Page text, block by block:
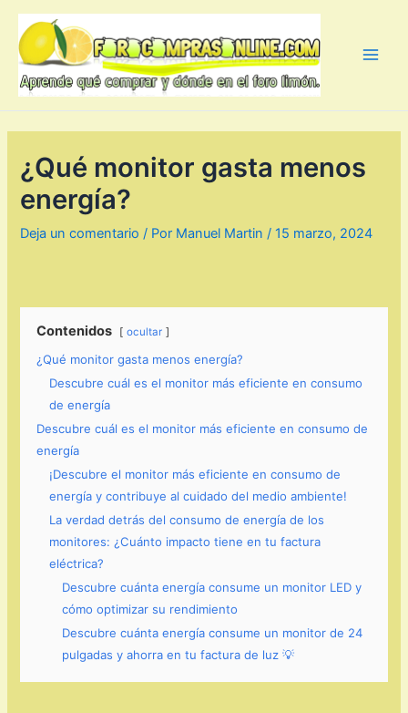
contenido
¿Qué monitor gasta menos
energía?
Deja un comentario / Por Manuel Martin /15 marzo, 2024
Contenidos ocultar
¿Qué monitor gasta menos energía?
Descubre cuál es el monitor más eficiente en consumo
de energía
Descubre cuál es el monitor más eficiente en consumo de
energía
¡Descubre el monitor más eficiente en consumo de
energía y contribuye al cuidado del medio ambiente!
La verdad detrás del consumo de energía de los
monitores: ¿Cuánto impacto tiene en tu factura
eléctrica?
Descubre cuánta energía consume un monitor LED y
cómo optimizar su rendimiento
Descubre cuánta energía consume un monitor de 24
pulgadas y ahorra en tu factura de luz 💡